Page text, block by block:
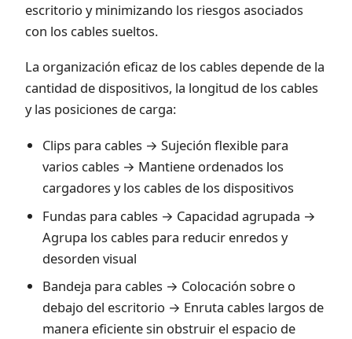
escritorio y minimizando los riesgos asociados
con los cables sueltos.
La organización eficaz de los cables depende de la
cantidad de dispositivos, la longitud de los cables
y las posiciones de carga:
Clips para cables → Sujeción flexible para
varios cables → Mantiene ordenados los
cargadores y los cables de los dispositivos
Fundas para cables → Capacidad agrupada →
Agrupa los cables para reducir enredos y
desorden visual
Bandeja para cables → Colocación sobre o
debajo del escritorio → Enruta cables largos de
manera eficiente sin obstruir el espacio de